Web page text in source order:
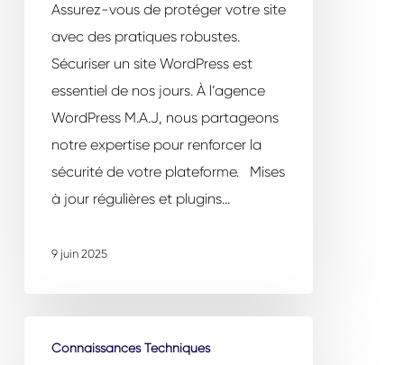
meilleures
pratiques
Assurez-vous de protéger votre site
avec des pratiques robustes.
Sécuriser un site WordPress est
essentiel de nos jours. À l’agence
WordPress M.A.J, nous partageons
notre expertise pour renforcer la
sécurité de votre plateforme. Mises
à jour régulières et plugins…
9 juin 2025
choisirConnaissances Techniques